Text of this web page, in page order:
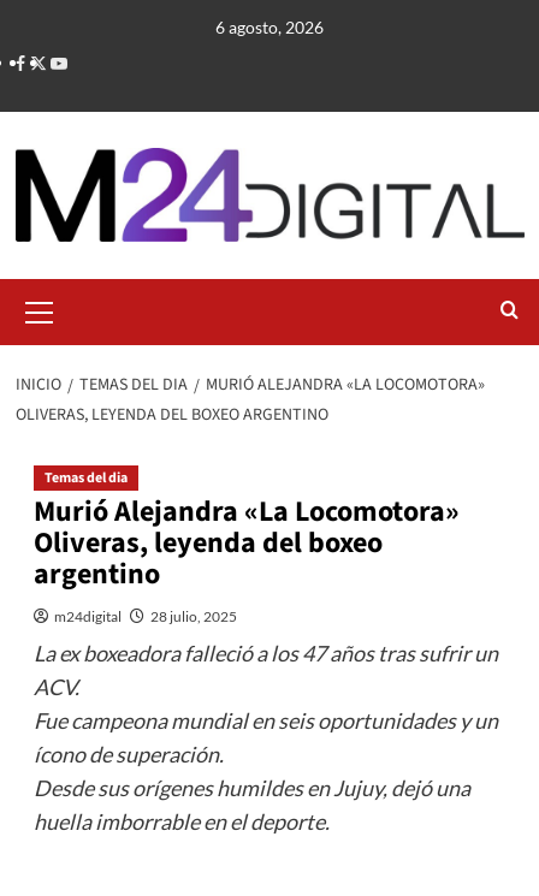
contenido
6 agosto, 2026
primario
INICIO TEMAS DEL DIA
MURIÓ ALEJANDRA «LA LOCOMOTORA»
OLIVERAS, LEYENDA DEL BOXEO ARGENTINO
Temas del dia
Murió Alejandra «La Locomotora»
Oliveras, leyenda del boxeo
argentino
m24digital 28 julio, 2025
La ex boxeadora falleció a los 47 años tras sufrir un
ACV.
Fue campeona mundial en seis oportunidades y un
ícono de superación.
Desde sus orígenes humildes en Jujuy, dejó una
huella imborrable en el deporte.